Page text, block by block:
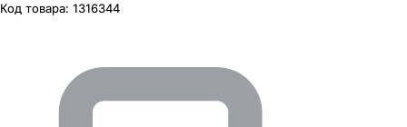
Код товара: 1316344